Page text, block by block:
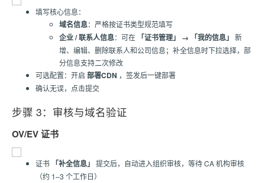
填写核心信息：
域名信息：严格按证书类型规范填写
企业 / 联系人信息：可在 「证书管理」 → 「我的信息」 新
增、编辑、删除联系人和公司信息；补全信息时下拉选择，部
分信息支持二次修改
可选配置：开启 部署CDN ，签发后一键部署
确认无误，点击提交
步骤 3：审核与域名验证
OV/EV 证书
证书 「补全信息」 提交后，自动进入组织审核，等待 CA 机构审核
（约 1–3 个工作日）